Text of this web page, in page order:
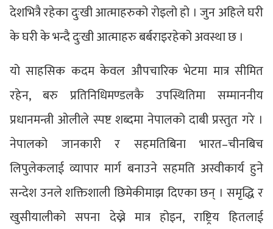
देशभित्रै रहेका दुःखी आत्माहरुको रोइलो हो । जुन अहिले घरी
के घरी के भन्दै दुःखी आत्माहरु बर्बराइरहेको अवस्था छ ।
यो साहसिक कदम केवल औपचारिक भेटमा मात्र सीमित
रहेन, बरु प्रतिनिधिमण्डलकै उपस्थितिमा सम्माननीय
प्रधानमन्त्री ओलीले स्पष्ट शब्दमा नेपालको दाबी प्रस्तुत गरे ।
नेपालको जानकारी र सहमतिबिना भारत–चीनबिच
लिपुलेकलाई व्यापार मार्ग बनाउने सहमति अस्वीकार्य हुने
सन्देश उनले शक्तिशाली छिमेकीमाझ दिएका छन् । समृद्धि र
खुसीयालीको सपना देख्ने मात्र होइन, राष्ट्रिय हितलाई